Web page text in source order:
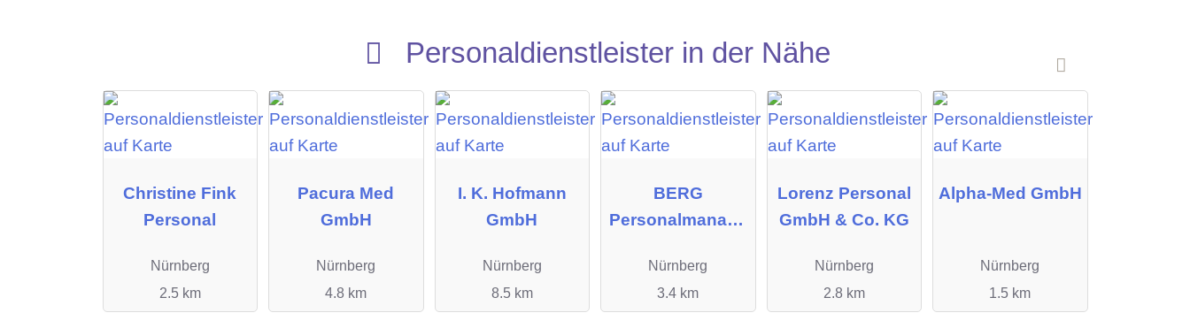
Personaldienstleister in der Nähe
Christine Fink
Personal
Nürnberg
2.5 km
Pacura Med
GmbH
Nürnberg
4.8 km
I. K. Hofmann
GmbH
Nürnberg
8.5 km
BERG
Personalmanage
Nürnberg
3.4 km
Lorenz Personal
GmbH & Co. KG
Nürnberg
2.8 km
Alpha-Med GmbH
Nürnberg
1.5 km